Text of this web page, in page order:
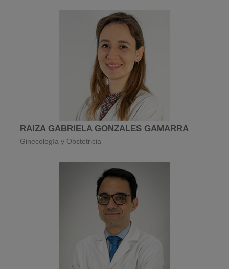
RAIZA GABRIELA GONZALES GAMARRA
Ginecología y Obstetricia